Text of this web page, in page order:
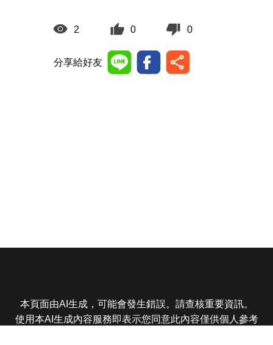
2 0 0
分享給好友
本頁面由AI生成，可能會發生錯誤。請查核重要資訊。
使用本AI生成內容服務即表示您同意此內容僅供個人參考